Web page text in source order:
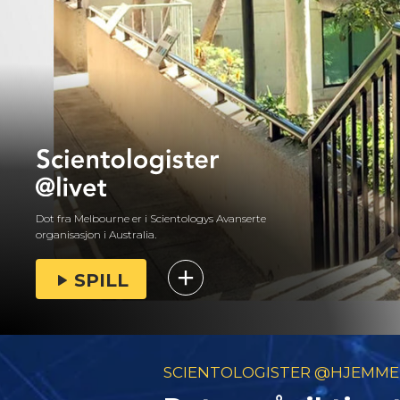
Dot fra Melbourne er i Scientologys Avanserte
organisasjon i Australia.
SPILL
SCIENTOLOGISTER @HJEMME